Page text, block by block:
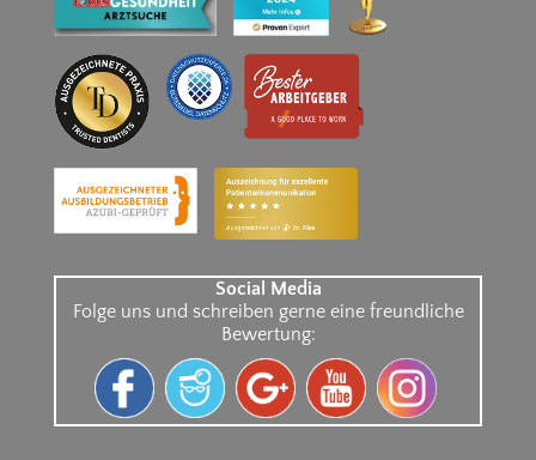
Social Media
Folge uns und schreiben gerne eine freundliche
Bewertung: